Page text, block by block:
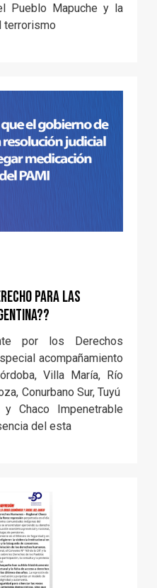
Pueblo Mapuche y la
terrorismo
para las
por los Derechos
acompañamiento
Villa María, Río
Conurbano Sur, Tuyú
Chaco Impenetrable
del esta